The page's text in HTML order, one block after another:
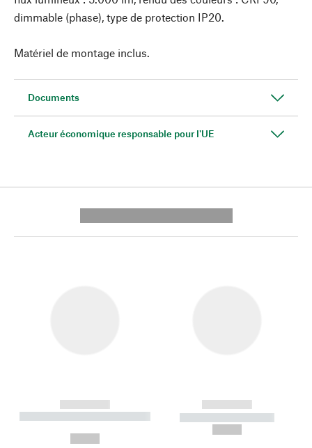
dimmable (phase), type de protection IP20.
Matériel de montage inclus.
Documents
Acteur économique responsable pour l'UE
------------
----------- ----------- --------
------------
----------- -----------